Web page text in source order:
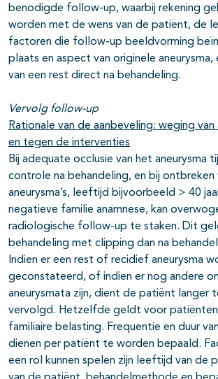
benodigde follow-up, waarbij rekening
worden met de wens van de patiënt, de
factoren die follow-up beeldvorming
plaats en aspect van originele aneurysma,
van een rest direct na behandeling.
Vervolg follow-up
Rationale van de aanbeveling: weging
en tegen de interventies
Bij adequate occlusie van het aneurysma
controle na behandeling, en bij ontbreken
aneurysma’s, leeftijd bijvoorbeeld > 40
negatieve familie anamnese, kan
radiologische follow-up te staken. Dit
behandeling met clipping dan na
Indien er een rest of recidief aneurysma
geconstateerd, of indien er nog andere
aneurysmata zijn, dient de patiënt langer
vervolgd. Hetzelfde geldt voor
familiaire belasting. Frequentie en duur
dienen per patiënt te worden bepaald.
een rol kunnen spelen zijn leeftijd van de